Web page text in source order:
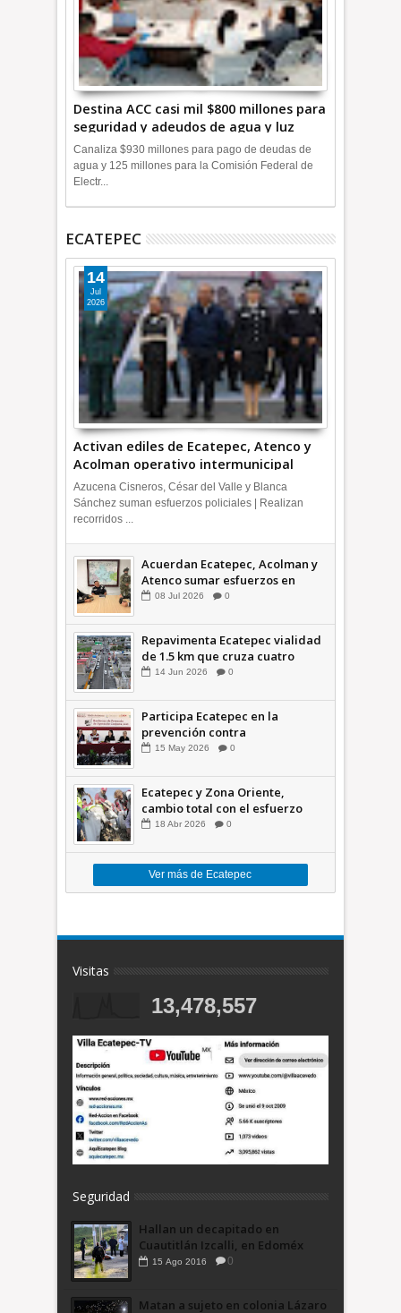
Destina ACC casi mil $800 millones para
seguridad y adeudos de agua y luz
+Video
Canaliza $930 millones para pago de deudas de
agua y 125 millones para la Comisión Federal de
Electr...
ECATEPEC
Activan ediles de Ecatepec, Atenco y
Acolman operativo intermunicipal
14
Jul
2026
Azucena Cisneros, César del Valle y Blanca
Sánchez suman esfuerzos policiales | Realizan
recorridos ...
Acuerdan Ecatepec, Acolman y
Atenco sumar esfuerzos en
seguridad
08 Jul 2026 0
Repavimenta Ecatepec vialidad
de 1.5 km que cruza cuatro
comunidades +Video
14 Jun 2026 0
Participa Ecatepec en la
prevención contra
inundaciones en el Valle de
15 May 2026 0
Ecatepec y Zona Oriente,
cambio total con el esfuerzo
conjunto: Azucena; retiran 21
18 Abr 2026 0
Ver más de Ecatepec
Visitas
13,478,557
Seguridad
Hallan un decapitado en
Cuautitlán Izcalli, en Edoméx
15 Ago 2016 0
Matan a sujeto en colonia Lázaro